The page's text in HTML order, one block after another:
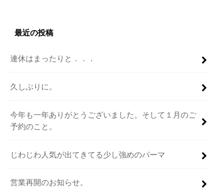
最近の投稿
連休はまったりと．．．
久しぶりに。
今年も一年ありがとうございました。そして１月のご
予約のこと。
じわじわ人気が出てきてる少し強めのパーマ
営業再開のお知らせ。